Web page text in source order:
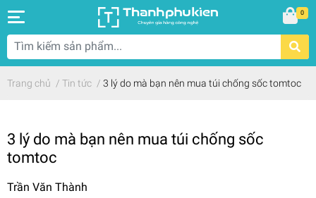
0
Trang chủ / Tin tức / 3 lý do mà bạn nên mua túi chống sốc tomtoc
3 lý do mà bạn nên mua túi chống sốc
tomtoc
Trần Văn Thành